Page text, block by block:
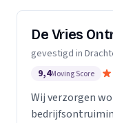
De Vries
gevestigd in
9,4Moving Score
Wij verzorgen